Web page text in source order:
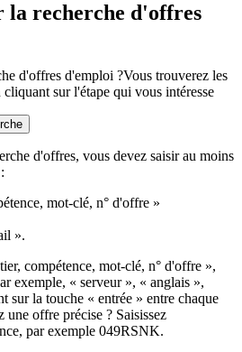
la recherche d'offres
d'offres d'emploi ?Vous trouverez les
sur l'étape qui vous intéresse
d'offres, vous devez saisir au moins
mot-clé, n° d'offre »
».
compétence, mot-clé, n° d'offre »,
exemple, « serveur », « anglais »,
sur la touche « entrée » entre chaque
une offre précise ? Saisissez
par exemple 049RSNK.